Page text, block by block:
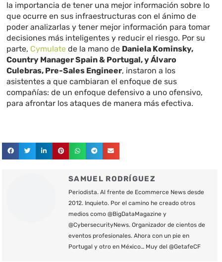
la importancia de tener una mejor información sobre lo
que ocurre en sus infraestructuras con el ánimo de
poder analizarlas y tener mejor información para tomar
decisiones más inteligentes y reducir el riesgo. Por su
parte, Cymulate de la mano de Daniela Kominsky,
Country Manager Spain & Portugal, y Álvaro
Culebras, Pre-Sales Engineer, instaron a los
asistentes a que cambiaran el enfoque de sus
compañías: de un enfoque defensivo a uno ofensivo,
para afrontar los ataques de manera más efectiva.
SAMUEL RODRÍGUEZ
Periodista. Al frente de Ecommerce News desde
2012. Inquieto. Por el camino he creado otros
medios como @BigDataMagazine y
@CybersecurityNews. Organizador de cientos de
eventos profesionales. Ahora con un pie en
Portugal y otro en México… Muy del @GetafeCF